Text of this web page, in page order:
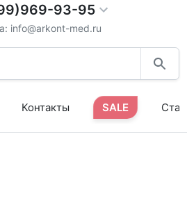
93-95
info@arkont-med.ru
Контакты SALE